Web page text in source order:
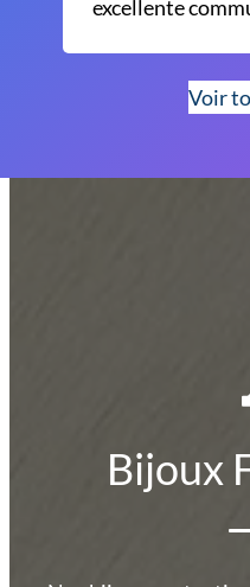
excellente
Voir
Bijoux